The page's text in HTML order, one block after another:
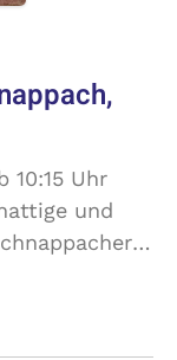
10:15 Uhr
und